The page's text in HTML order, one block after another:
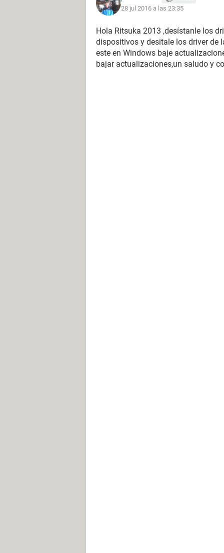
28 jul 2016 a las 23:35
Hola Ritsuka 2013 ,desístanle los
dispositivos y desitale los driver de
este en Windows baje
bajar actualizaciones,un saludo y